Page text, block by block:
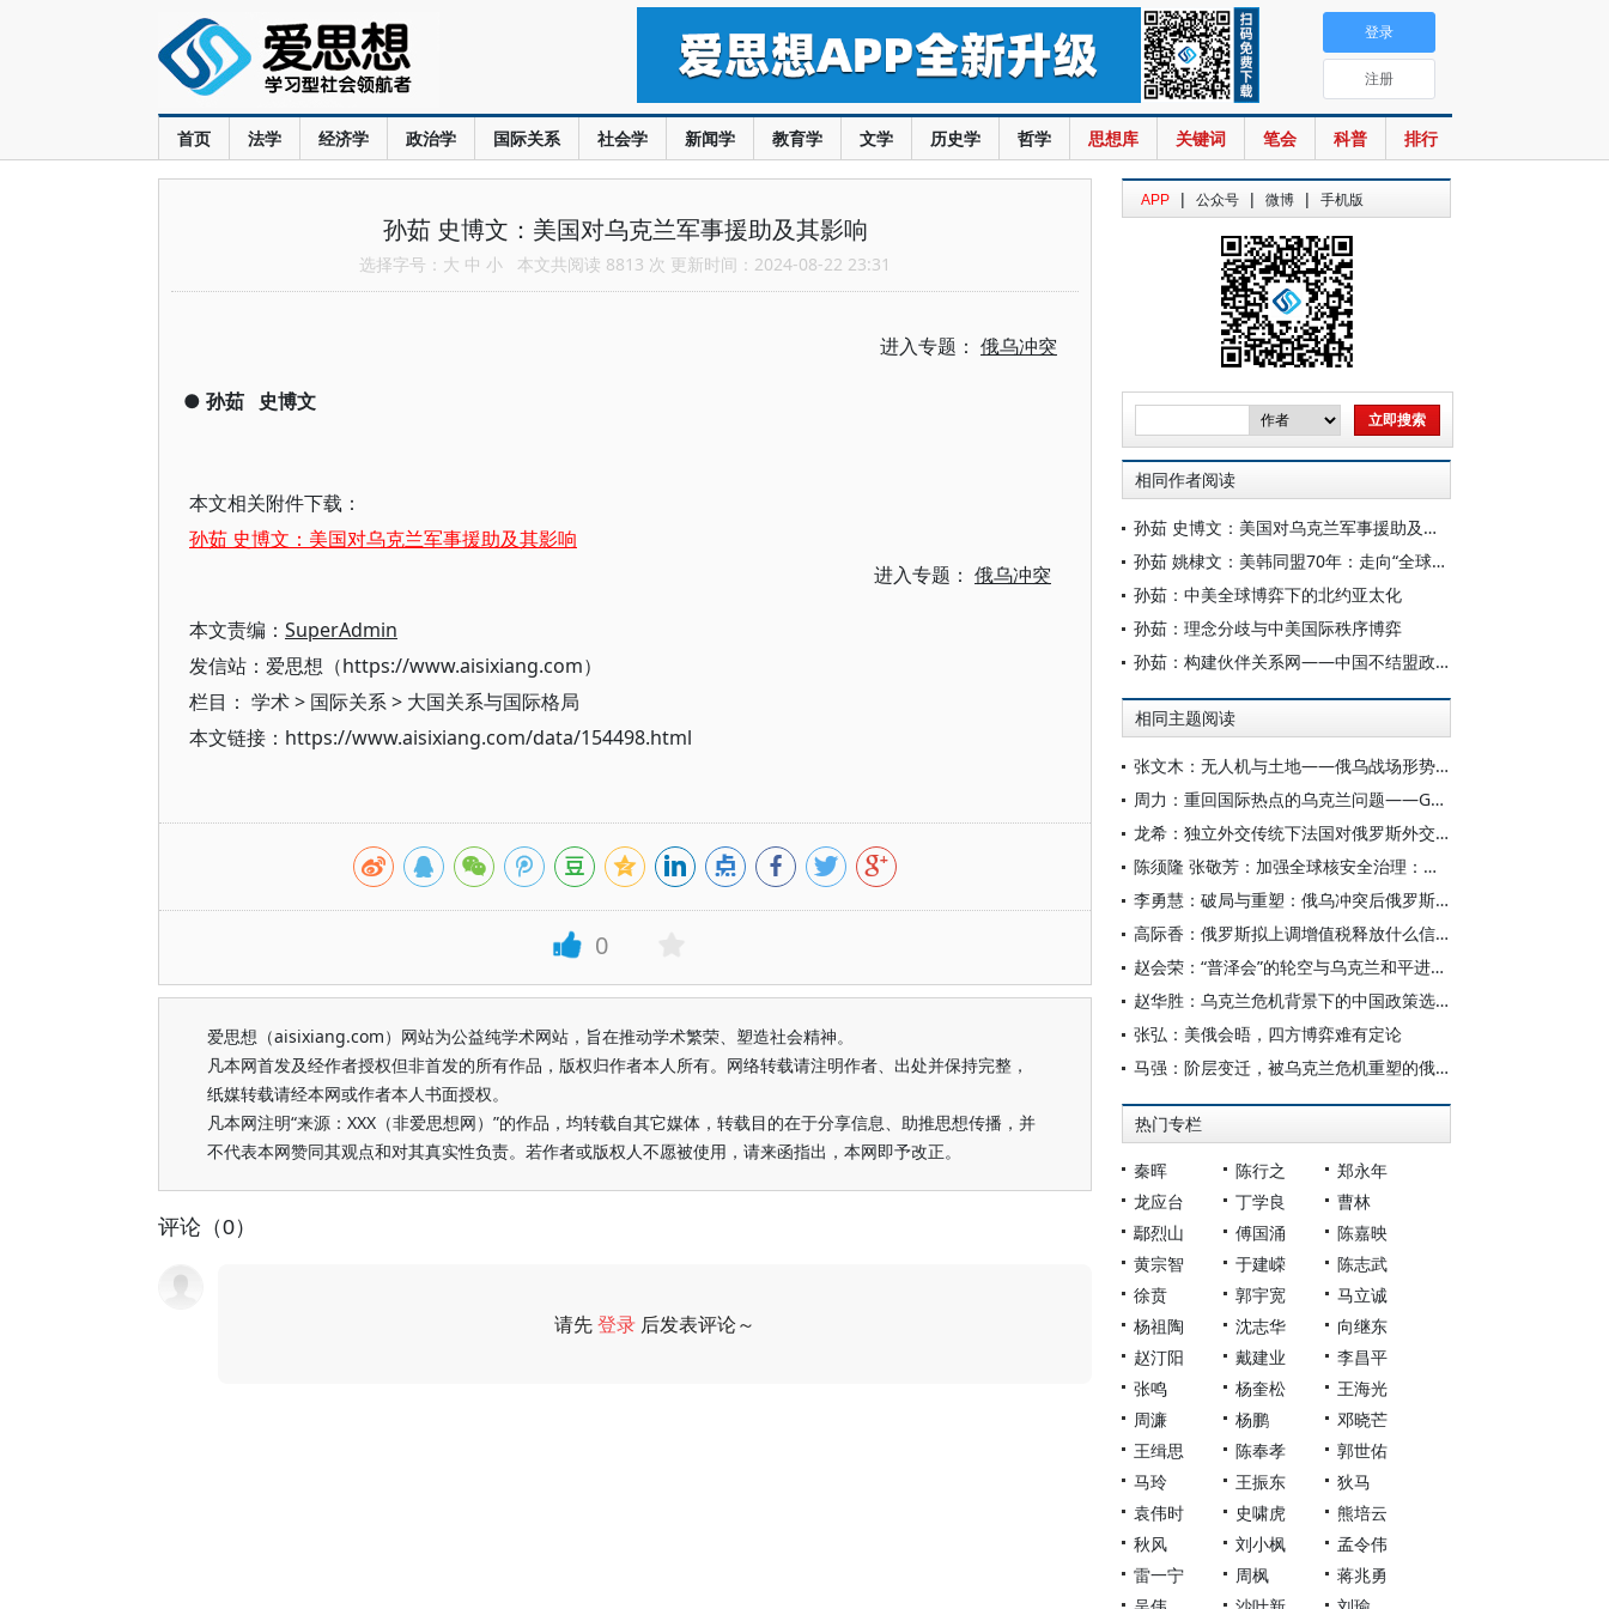
首页 法学 经济学 政治学 国际关系 社会学 新闻学 教育学 文学 历史学 哲学 思想库 关键词 笔会 科普 排行
登录
注册
孙茹 史博文：美国对乌克兰军事援助及其影响
选择字号： 大 中 小 本文共阅读 8813 次 更新时间：2024-08-22 23:31
进入专题： 俄乌冲突
● 孙茹 史博文
本文相关附件下载：
孙茹 史博文：美国对乌克兰军事援助及其影响
进入专题： 俄乌冲突
本文责编： SuperAdmin
发信站：爱思想（https://www.aisixiang.com）
栏目： 学术> 国际关系> 大国关系与国际格局
本文链接：https://www.aisixiang.com/data/154498.html
0
爱思想（aisixiang.com）网站为公益纯学术网站，旨在推动学术繁荣、塑造社会精神。
凡本网首发及经作者授权但非首发的所有作品，版权归作者本人所有。网络转载请注明作者、出处并保持完整，
纸媒转载请经本网或作者本人书面授权。
凡本网注明“来源：XXX（非爱思想网）”的作品，均转载自其它媒体，转载目的在于分享信息、助推思想传播，并
不代表本网赞同其观点和对其真实性负责。若作者或版权人不愿被使用，请来函指出，本网即予改正。
评论（0）
请先登录 后发表评论～
APP | 公众号 | 微博 | 手机版
相同作者阅读
孙茹 史博文：美国对乌克兰军事援助及其影响
孙茹 姚棣文：美韩同盟70年：走向“全球全面战略同盟”的态势
孙茹：中美全球博弈下的北约亚太化
孙茹：理念分歧与中美国际秩序博弈
孙茹：构建伙伴关系网——中国不结盟政策的升级版
相同主题阅读
张文木：无人机与土地——俄乌战场形势分析
周力：重回国际热点的乌克兰问题——G7峰会同俄罗斯新一轮的较量
龙希：独立外交传统下法国对俄罗斯外交政策的转向与再平衡
陈须隆 张敬芳：加强全球核安全治理：俄乌冲突对全球核态势的影响及其应对
李勇慧：破局与重塑：俄乌冲突后俄罗斯外交特点
高际香：俄罗斯拟上调增值税释放什么信号
赵会荣：“普泽会”的轮空与乌克兰和平进程的举步维艰
赵华胜：乌克兰危机背景下的中国政策选择与中俄关系
张弘：美俄会晤，四方博弈难有定论
马强：阶层变迁，被乌克兰危机重塑的俄罗斯社会
热门专栏
秦晖 陈行之
郑永年
龙应台
丁学良
曹林
鄢烈山
傅国涌
陈嘉映
黄宗智
于建嵘
陈志武
徐贲
郭宇宽
马立诚
杨祖陶
沈志华
向继东
赵汀阳
戴建业
李昌平
张鸣
杨奎松
王海光
周濂
杨鹏
邓晓芒
王缉思
陈奉孝
郭世佑
马玲
王振东
狄马
袁伟时
史啸虎
熊培云
秋风
刘小枫
孟令伟
雷一宁
周枫
蒋兆勇